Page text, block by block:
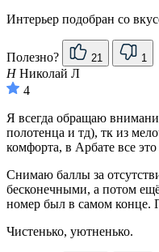
Интерьер подобран со
Полезно? 21 1
ННиколай Л
4
Я всегда обращаю
полотенца и тд), тк из
комфорта, в Арбате все
Снимаю баллы за
бесконечными, а потом
номер был в самом конце.
Чистенько, уютненько.